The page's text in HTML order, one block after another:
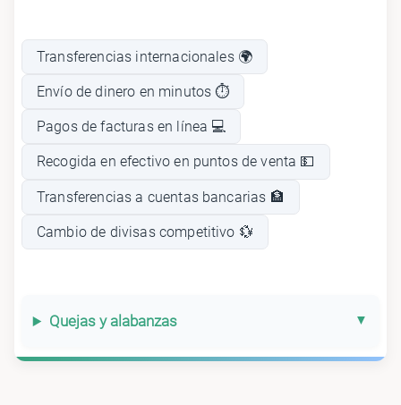
Transferencias internacionales 🌍
Envío de dinero en minutos ⏱️
Pagos de facturas en línea 💻
Recogida en efectivo en puntos de venta 💵
Transferencias a cuentas bancarias 🏦
Cambio de divisas competitivo 💱
Quejas y alabanzas